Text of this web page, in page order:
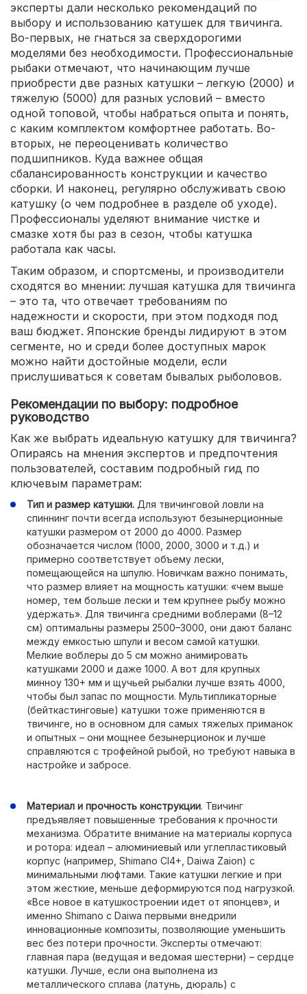
эксперты дали несколько рекомендаций по
выбору и использованию катушек для твичинга.
Во-первых, не гнаться за сверхдорогими
моделями без необходимости. Профессиональные
рыбаки отмечают, что начинающим лучше
приобрести две разных катушки – легкую (2000) и
тяжелую (5000) для разных условий – вместо
одной топовой, чтобы набраться опыта и понять,
с каким комплектом комфортнее работать. Во-
вторых, не переоценивать количество
подшипников. Куда важнее общая
сбалансированность конструкции и качество
сборки. И наконец, регулярно обслуживать свою
катушку (о чем подробнее в разделе об уходе).
Профессионалы уделяют внимание чистке и
смазке хотя бы раз в сезон, чтобы катушка
работала как часы.
Таким образом, и спортсмены, и производители
сходятся во мнении: лучшая катушка для твичинга
– это та, что отвечает требованиям по
надежности и скорости, при этом подходя под
ваш бюджет. Японские бренды лидируют в этом
сегменте, но и среди более доступных марок
можно найти достойные модели, если
прислушиваться к советам бывалых рыболовов.
Рекомендации по выбору: подробное
руководство
Как же выбрать идеальную катушку для твичинга?
Опираясь на мнения экспертов и предпочтения
пользователей, составим подробный гид по
ключевым параметрам:
Тип и размер катушки. Для твичинговой ловли на
спиннинг почти всегда используют безынерционные
катушки размером от 2000 до 4000. Размер
обозначается числом (1000, 2000, 3000 и т.д.) и
примерно соответствует объему лески,
помещающейся на шпулю. Новичкам важно понимать,
что размер влияет на мощность катушки: «чем выше
номер, тем больше лески и тем крупнее рыбу можно
удержать». Для твичинга средними воблерами (8–12
см) оптимальны размеры 2500–3000, они дают баланс
между емкостью шпули и весом самой катушки.
Мелкие воблеры до 5 см можно анимировать
катушками 2000 и даже 1000. А вот для крупных
минноу 130+ мм и щучьей рыбалки лучше взять 4000,
чтобы был запас по мощности. Мультипликаторные
(бейткастинговые) катушки тоже применяются в
твичинге, но в основном для самых тяжелых приманок
и опытных – они мощнее безынерционок и лучше
справляются с трофейной рыбой, но требуют навыка в
настройке и забросе.
Материал и прочность конструкции. Твичинг
предъявляет повышенные требования к прочности
механизма. Обратите внимание на материалы корпуса
и ротора: идеал – алюминиевый или углепластиковый
корпус (например, Shimano CI4+, Daiwa Zaion) с
минимальными люфтами. Такие катушки легкие и при
этом жесткие, меньше деформируются под нагрузкой.
«Все новое в катушкостроении идет от японцев», и
именно Shimano с Daiwa первыми внедрили
инновационные композиты, позволяющие уменьшить
вес без потери прочности. Эксперты отмечают:
главная пара (ведущая и ведомая шестерни) – сердце
катушки. Лучше, если она выполнена из
металлического сплава (латунь, дюраль) с